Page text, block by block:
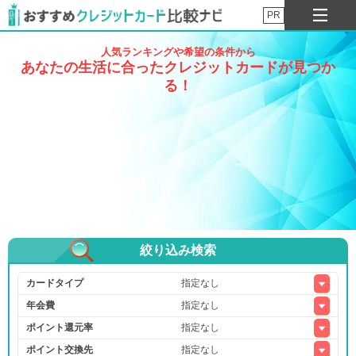
PR
人気ランキングや希望の条件から
あなたの生活に合ったクレジットカードが見つか
る！
絞り込み検索
カードタイプ
年会費
ポイント還元率
ポイント交換先